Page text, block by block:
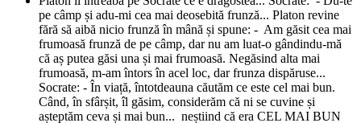
pe câmp și adu-mi cea mai deosebită frunză... Platon revine
fără să aibă nicio frunză în mână și spune: - Am găsit cea mai
frumoasă frunză de pe câmp, dar nu am luat-o gândindu-mă
că aș putea găsi una și mai frumoasă. Negăsind alta mai
frumoasă, m-am întors în acel loc, dar frunza dispăruse...
Socrate: - În viață, întotdeauna căutăm ce este cel mai bun.
Când, în sfârșit, îl găsim, considerăm că ni se cuvine și
așteptăm ceva și mai bun... neștiind că era CEL MAI BUN